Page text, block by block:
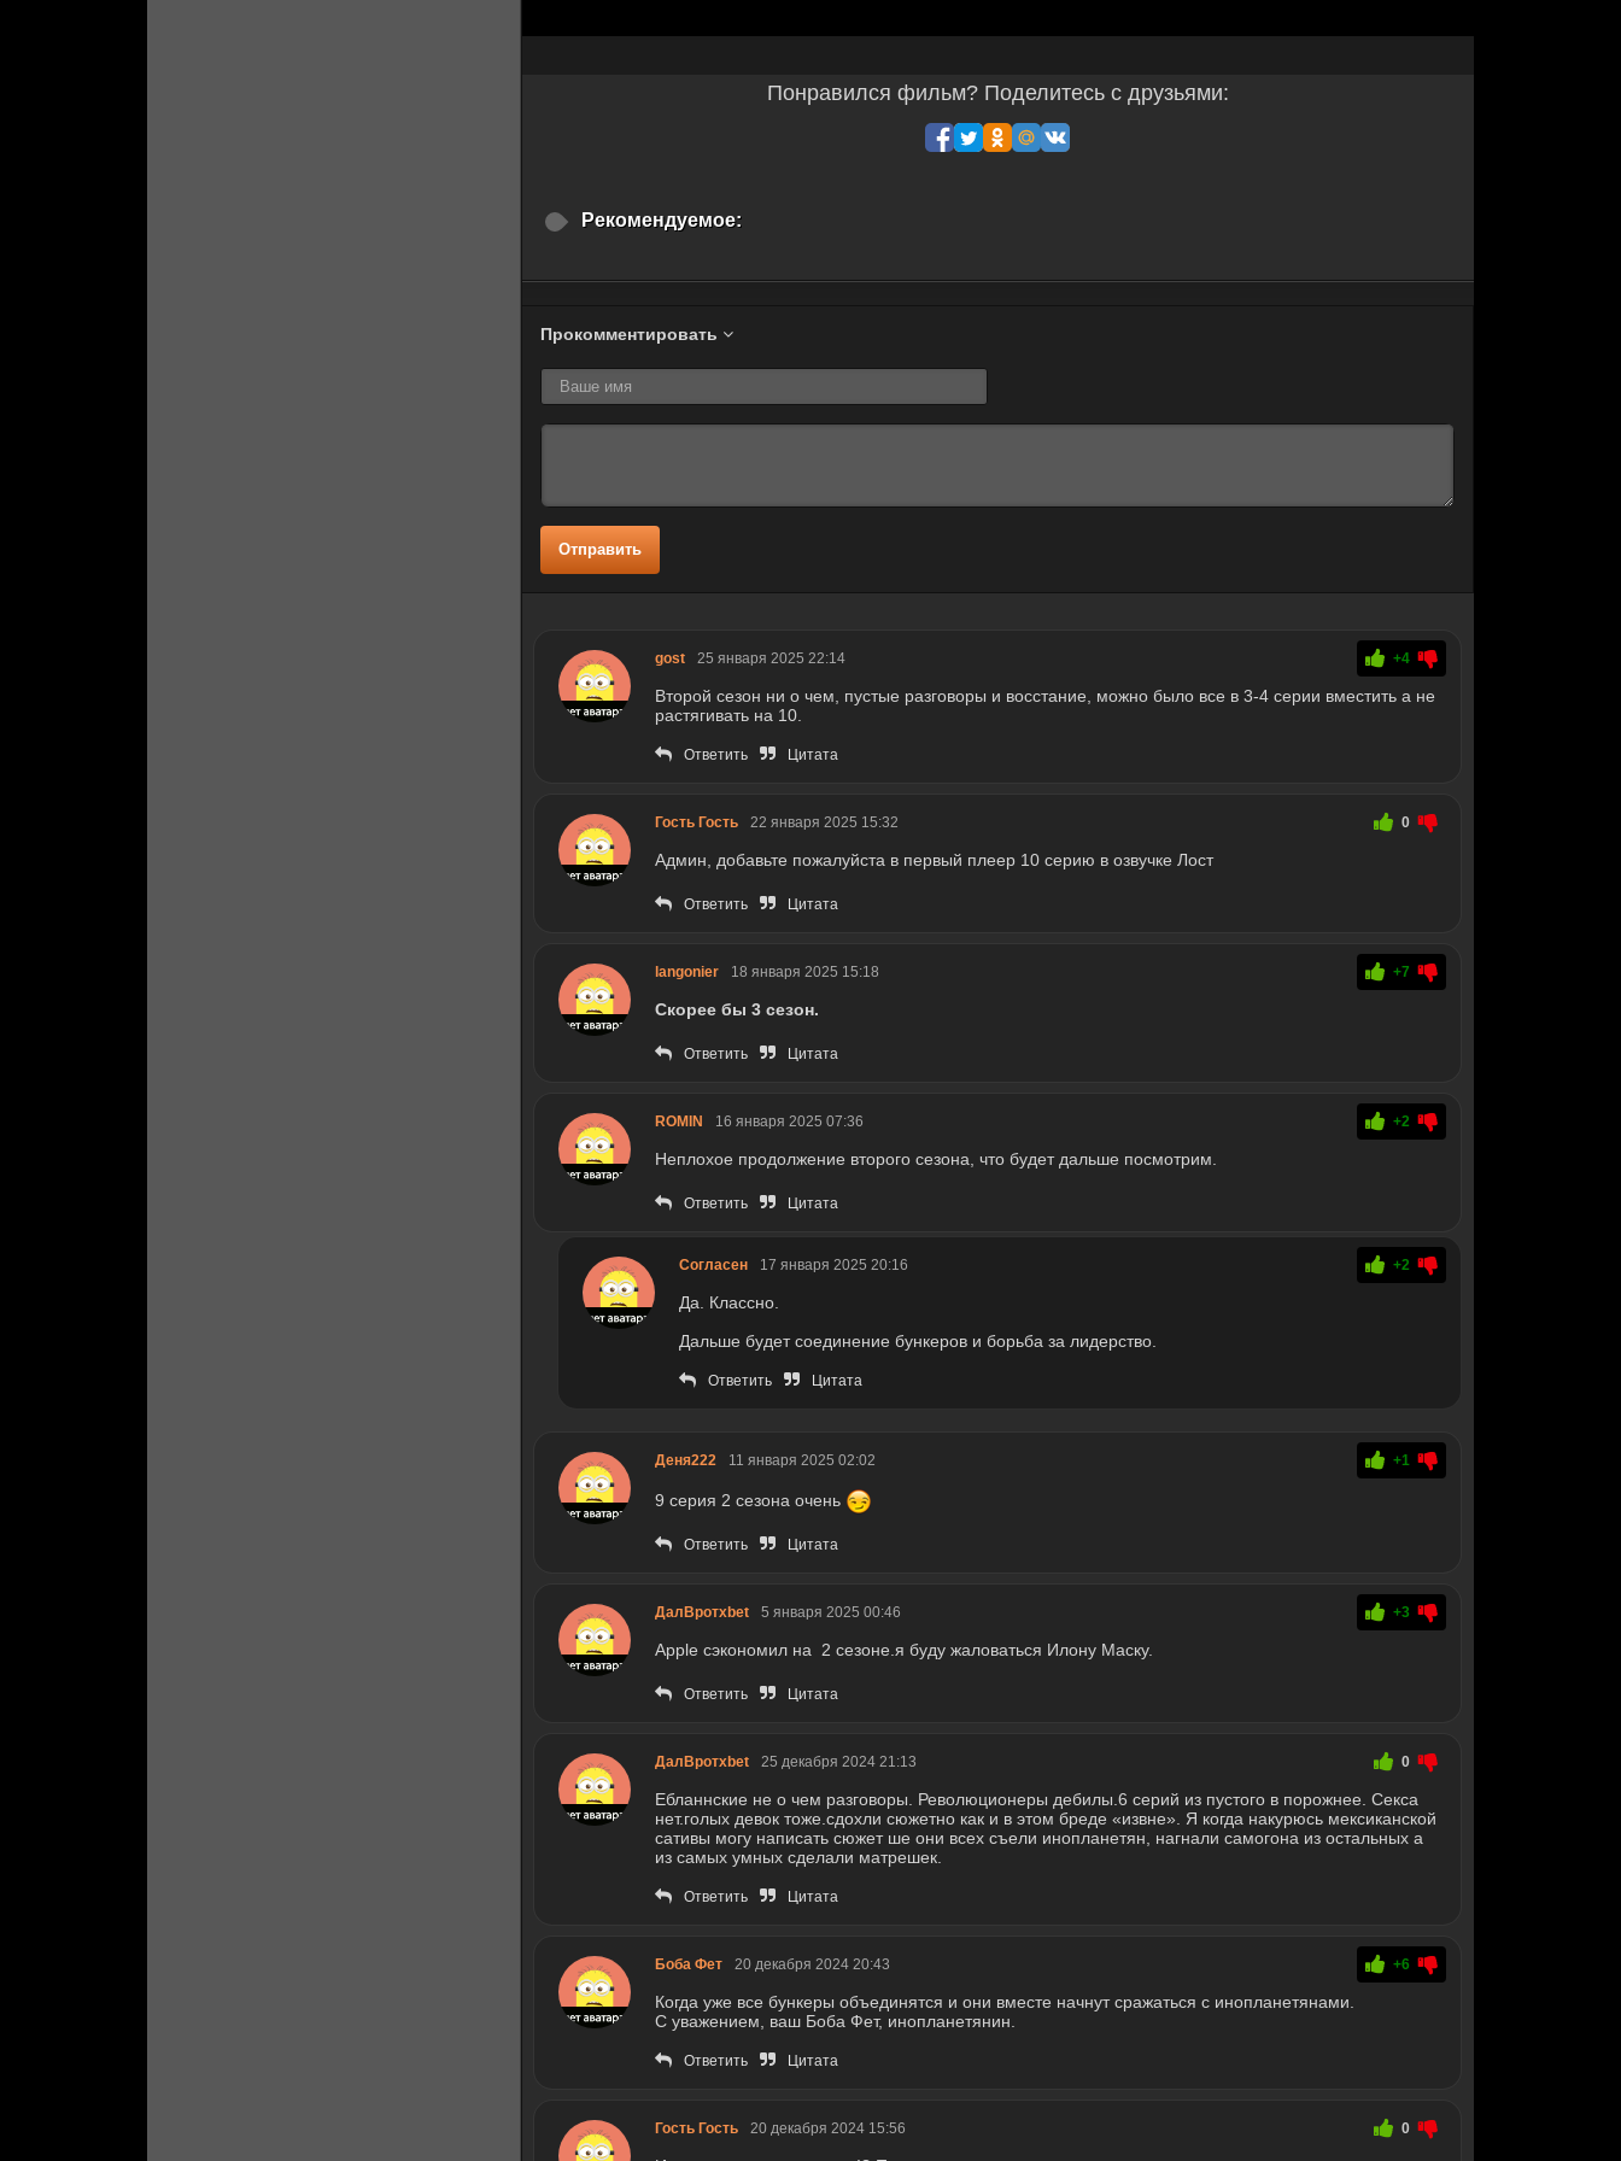
Понравился фильм? Поделитесь с друзьями:
Рекомендуемое:
Прокомментировать
Отправить
gost 25 января 2025 22:14 +4
Второй сезон ни о чем, пустые разговоры и восстание, можно было все в 3-4 серии вместить а не
растягивать на 10.
Ответить Цитата
Гость Гость 22 января 2025 15:32 0
Админ, добавьте пожалуйста в первый плеер 10 серию в озвучке Лост
Ответить Цитата
langonier 18 января 2025 15:18 +7
Скорее бы 3 сезон.
Ответить Цитата
ROMIN 16 января 2025 07:36 +2
Неплохое продолжение второго сезона, что будет дальше посмотрим.
Ответить Цитата
Согласен 17 января 2025 20:16 +2
Да. Классно.
Дальше будет соединение бункеров и борьба за лидерство.
Ответить Цитата
Деня222 11 января 2025 02:02 +1
9 серия 2 сезона очень
Ответить Цитата
ДалВротxbet 5 января 2025 00:46 +3
Apple сэкономил на 2 сезоне.я буду жаловаться Илону Маску.
Ответить Цитата
ДалВротxbet 25 декабря 2024 21:13 0
Ебланнские не о чем разговоры. Революционеры дебилы.6 серий из пустого в порожнее. Секса
нет.голых девок тоже.сдохли сюжетно как и в этом бреде «извне». Я когда накурюсь мексиканской
сативы могу написать сюжет ше они всех съели инопланетян, нагнали самогона из остальных а
из самых умных сделали матрешек.
Ответить Цитата
Боба Фет 20 декабря 2024 20:43 +6
Когда уже все бункеры объединятся и они вместе начнут сражаться с инопланетянами.
С уважением, ваш Боба Фет, инопланетянин.
Ответить Цитата
Гость Гость 20 декабря 2024 15:56 0